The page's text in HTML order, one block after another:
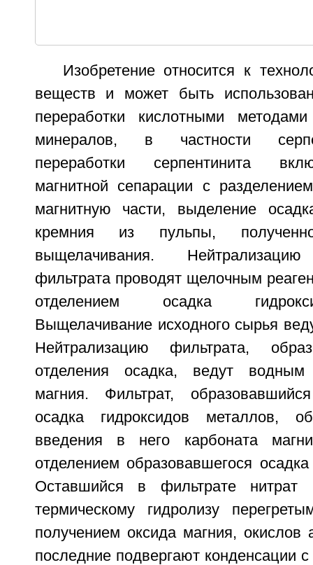
Изобретение относится к
веществ и может быть
переработки кислотными
минералов, в частности
переработки серпентинита
магнитной сепарации с
магнитную части, выделение
кремния из пульпы,
выщелачивания. Нейтрализацию
фильтрата проводят щелочным
отделением осадка
Выщелачивание исходного сырья
Нейтрализацию фильтрата,
отделения осадка, ведут водным
магния. Фильтрат,
осадка гидроксидов металлов,
введения в него карбоната
отделением образовавшегося
Оставшийся в фильтрате нитрат
термическому гидролизу
получением оксида магния,
последние подвергают конденсации